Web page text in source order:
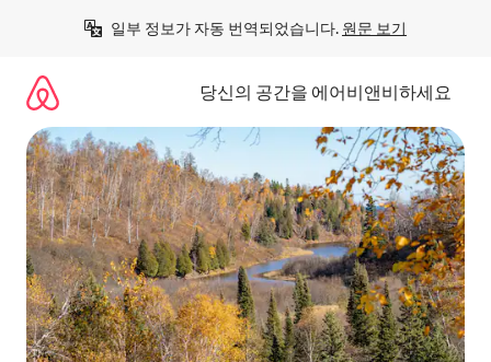
일부 정보가 자동 번역되었습니다. 원문 보기
당신의 공간을 에어비앤비하세요